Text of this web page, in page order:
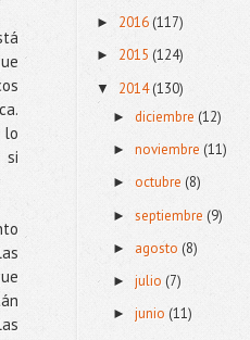
lo
si
► 2016(117)
► 2015 (124)
▼ 2014(130)
► diciembre (12)
►noviembre(11)
►octubre (8)
► septiembre (9)
► agosto(8)
►julio(7)
►junio(11)